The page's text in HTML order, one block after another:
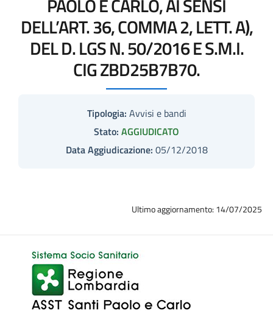
PAOLO E CARLO, AI SENSI
DELL’ART. 36, COMMA 2, LETT. A),
DEL D. LGS N. 50/2016 E S.M.I.
CIG ZBD25B7B70.
Tipologia: Avvisi e bandi
Stato: AGGIUDICATO
Data Aggiudicazione: 05/12/2018
Ultimo aggiornamento: 14/07/2025